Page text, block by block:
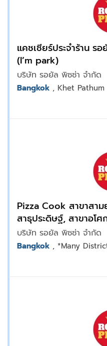
แคชเชียร์ประจำร้าน ร
(I’m park)
บริษัท รอยัล พิซซ่า จำกัด
Bangkok , Khet Pathum
Pizza Cook สาขาสาม
สาธุประดิษฐ์, สาขาอโศ
เชียทิค, สาขารามคำแห
BKK
บริษัท รอยัล พิซซ่า จำกัด
Bangkok , *Many